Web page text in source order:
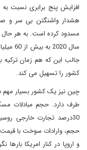
افزایش پنج برابری نسبت
هشدار واشنگتن بی سر و
سال
جالب این که هم زمان ترکیه
کشور را تسهیل می کند.
چین نیز یک کشور بسیار مهم
30درصد تجارت خارجی
حجم، وارادات سوخت با
و اروپا در کنار امریکا